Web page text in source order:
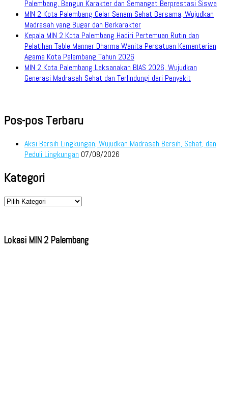
Palembang, Bangun Karakter dan Semangat Berprestasi Siswa
MIN 2 Kota Palembang Gelar Senam Sehat Bersama, Wujudkan
Madrasah yang Bugar dan Berkarakter
Kepala MIN 2 Kota Palembang Hadiri Pertemuan Rutin dan
Pelatihan Table Manner Dharma Wanita Persatuan Kementerian
Agama Kota Palembang Tahun 2026
MIN 2 Kota Palembang Laksanakan BIAS 2026, Wujudkan
Generasi Madrasah Sehat dan Terlindungi dari Penyakit
Pos-pos Terbaru
Aksi Bersih Lingkungan, Wujudkan Madrasah Bersih, Sehat, dan
Peduli Lingkungan 07/08/2026
Kategori
Kategori
Lokasi MIN 2 Palembang